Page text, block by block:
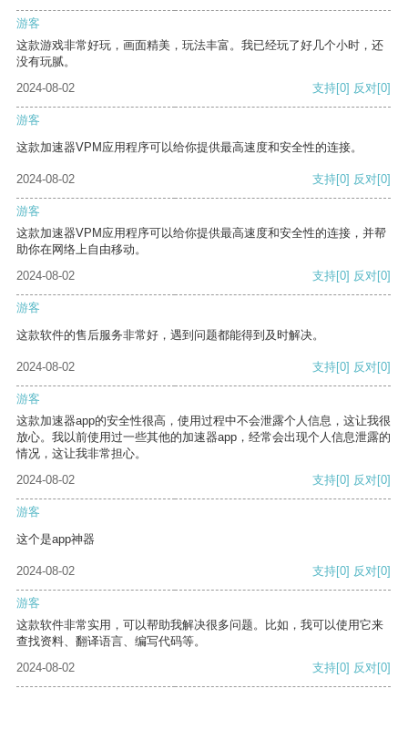
游客
这款游戏非常好玩，画面精美，玩法丰富。我已经玩了好几个小时，还
没有玩腻。
2024-08-02
支持[0] 反对[0]
游客
这款加速器VPM应用程序可以给你提供最高速度和安全性的连接。
2024-08-02 支持[0] 反对[0]
游客
这款加速器VPM应用程序可以给你提供最高速度和安全性的连接，并帮
助你在网络上自由移动。
2024-08-02
支持[0] 反对[0]
游客
这款软件的售后服务非常好，遇到问题都能得到及时解决。
2024-08-02 支持[0] 反对[0]
游客
这款加速器app的安全性很高，使用过程中不会泄露个人信息，这让我很
放心。我以前使用过一些其他的加速器app，经常会出现个人信息泄露的
情况，这让我非常担心。
2024-08-02
支持[0] 反对[0]
游客
这个是app神器
2024-08-02 支持[0] 反对[0]
游客
这款软件非常实用，可以帮助我解决很多问题。比如，我可以使用它来
查找资料、翻译语言、编写代码等。
2024-08-02
支持[0] 反对[0]